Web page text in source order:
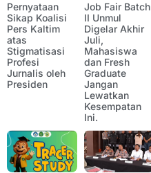
Pernyataan
Sikap Koalisi
Pers Kaltim
atas
Stigmatisasi
Profesi
Jurnalis oleh
Presiden
Job Fair Batch
II Unmul
Digelar Akhir
Juli,
Mahasiswa
dan Fresh
Graduate
Jangan
Lewatkan
Kesempatan
Ini.